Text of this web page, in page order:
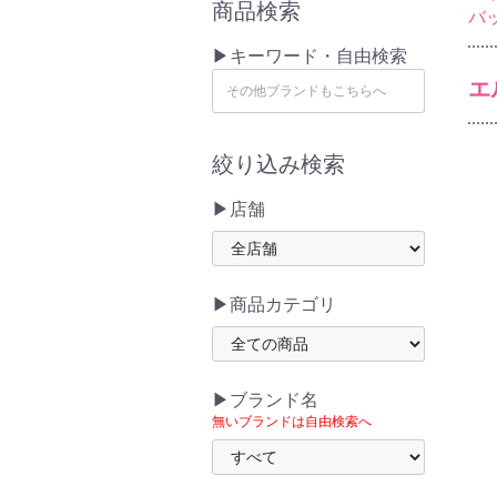
商品検索
▶キーワード・自由検索
絞り込み検索
▶店舗
▶商品カテゴリ
▶ブランド名
無いブランドは自由検索へ
バ
エ